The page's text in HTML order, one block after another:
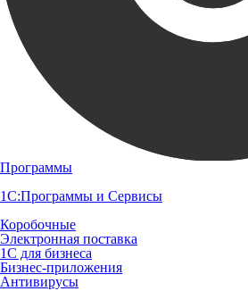
Программы
1С:Программы и Сервисы
Коробочные
Электронная поставка
1С для бизнеса
Бизнес-приложения
Антивирусы